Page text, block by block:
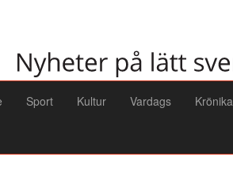
Sport Kultur Vardags Krönika